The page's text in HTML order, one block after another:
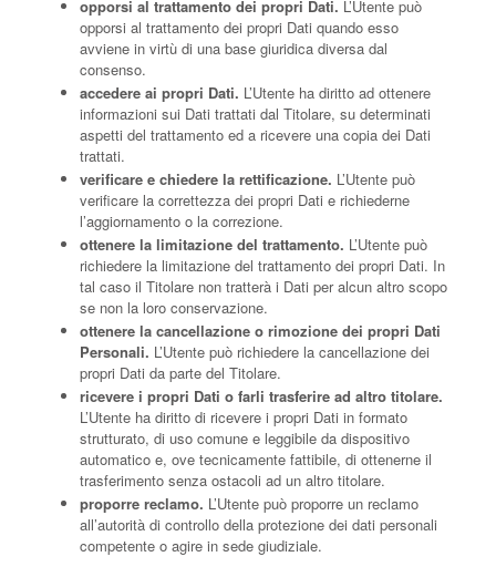
opporsi al trattamento dei propri Dati. L’Utente può
opporsi al trattamento dei propri Dati quando esso
avviene in virtù di una base giuridica diversa dal
consenso.
accedere ai propri Dati. L’Utente ha diritto ad ottenere
informazioni sui Dati trattati dal Titolare, su determinati
aspetti del trattamento ed a ricevere una copia dei Dati
trattati.
verificare e chiedere la rettificazione. L’Utente può
verificare la correttezza dei propri Dati e richiederne
l’aggiornamento o la correzione.
ottenere la limitazione del trattamento. L’Utente può
richiedere la limitazione del trattamento dei propri Dati. In
tal caso il Titolare non tratterà i Dati per alcun altro scopo
se non la loro conservazione.
ottenere la cancellazione o rimozione dei propri Dati
Personali. L’Utente può richiedere la cancellazione dei
propri Dati da parte del Titolare.
ricevere i propri Dati o farli trasferire ad altro titolare.
L’Utente ha diritto di ricevere i propri Dati in formato
strutturato, di uso comune e leggibile da dispositivo
automatico e, ove tecnicamente fattibile, di ottenerne il
trasferimento senza ostacoli ad un altro titolare.
proporre reclamo. L’Utente può proporre un reclamo
all’autorità di controllo della protezione dei dati personali
competente o agire in sede giudiziale.